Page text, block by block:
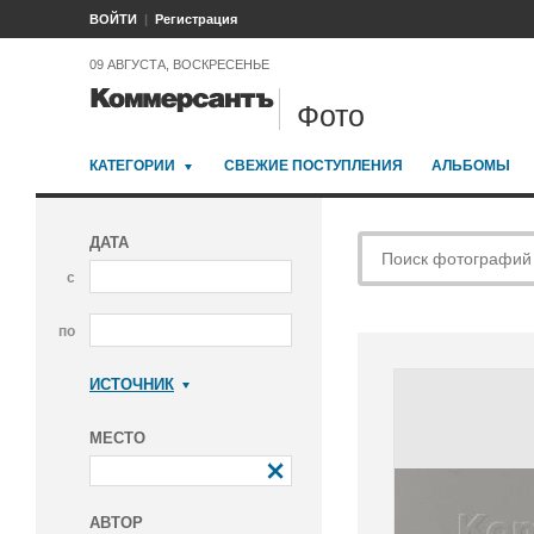
ВОЙТИ Регистрация
09 АВГУСТА, ВОСКРЕСЕНЬЕ
Фото
КАТЕГОРИИ СВЕЖИЕ ПОСТУПЛЕНИЯ АЛЬБОМЫ
ДАТА
с
по
ИСТОЧНИК
МЕСТО
АВТОР